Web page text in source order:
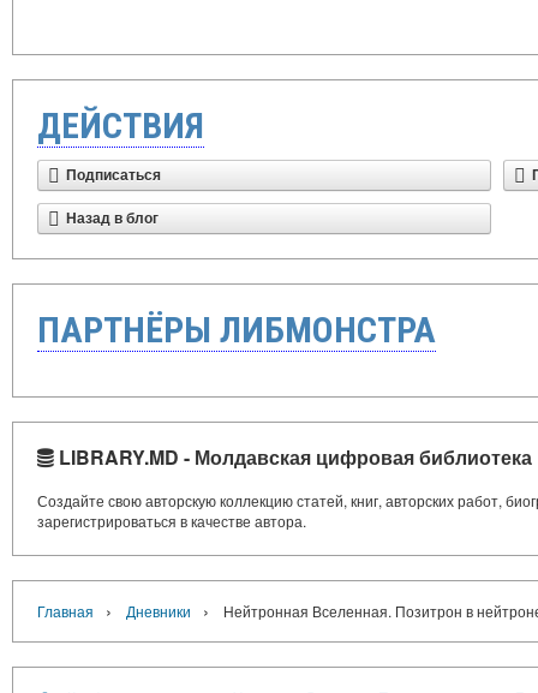
ДЕЙСТВИЯ
Подписаться
Назад в блог
ПАРТНЁРЫ ЛИБМОНСТРА
LIBRARY.MD - Молдавская цифровая библиотека
Создайте свою авторскую коллекцию статей, книг, авторских работ,
зарегистрироваться в качестве автора.
Главная › Дневники › Нейтронная Вселенная. Позитрон в